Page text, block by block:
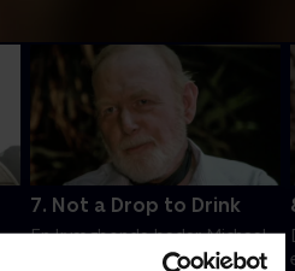
7. Not a Drop to Drink
En kvægbonde beder Michael
om at stoppe politikere, der